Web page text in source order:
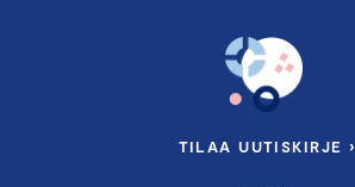
TILAA UUTISKIRJE ›